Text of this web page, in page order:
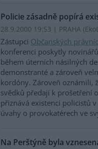
Policie zásadně popírá
28.9.2000 19:53 | PRAHA
Zástupci Občanských
konferenci poskytly
během úterních násilných
demonstranté a zároveň
kordóny. Zároveň oznámili,
svědků předají k prošetření
přiznává existenci policistů
úvahy o provokatérech ve
Na Perštýně byla